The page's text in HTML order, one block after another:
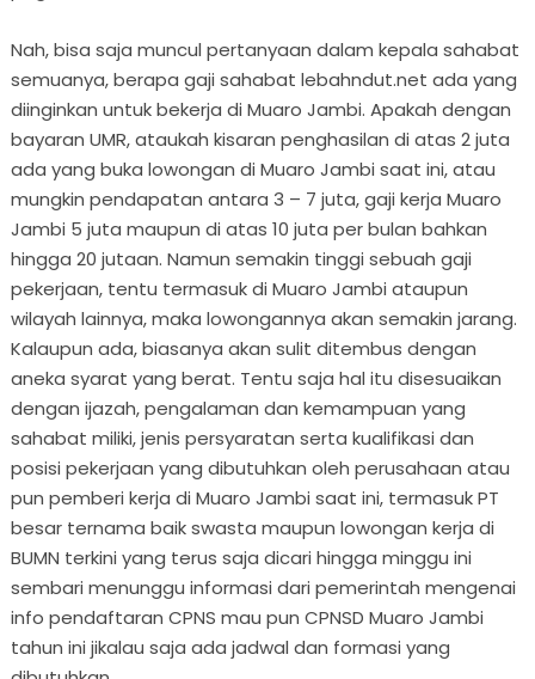
Nah, bisa saja muncul pertanyaan dalam kepala sahabat
semuanya, berapa gaji sahabat lebahndut.net ada yang
diinginkan untuk bekerja di Muaro Jambi. Apakah dengan
bayaran UMR, ataukah kisaran penghasilan di atas 2 juta
ada yang buka lowongan di Muaro Jambi saat ini, atau
mungkin pendapatan antara 3 – 7 juta, gaji kerja Muaro
Jambi 5 juta maupun di atas 10 juta per bulan bahkan
hingga 20 jutaan. Namun semakin tinggi sebuah gaji
pekerjaan, tentu termasuk di Muaro Jambi ataupun
wilayah lainnya, maka lowongannya akan semakin jarang.
Kalaupun ada, biasanya akan sulit ditembus dengan
aneka syarat yang berat. Tentu saja hal itu disesuaikan
dengan ijazah, pengalaman dan kemampuan yang
sahabat miliki, jenis persyaratan serta kualifikasi dan
posisi pekerjaan yang dibutuhkan oleh perusahaan atau
pun pemberi kerja di Muaro Jambi saat ini, termasuk PT
besar ternama baik swasta maupun lowongan kerja di
BUMN terkini yang terus saja dicari hingga minggu ini
sembari menunggu informasi dari pemerintah mengenai
info pendaftaran CPNS mau pun CPNSD Muaro Jambi
tahun ini jikalau saja ada jadwal dan formasi yang